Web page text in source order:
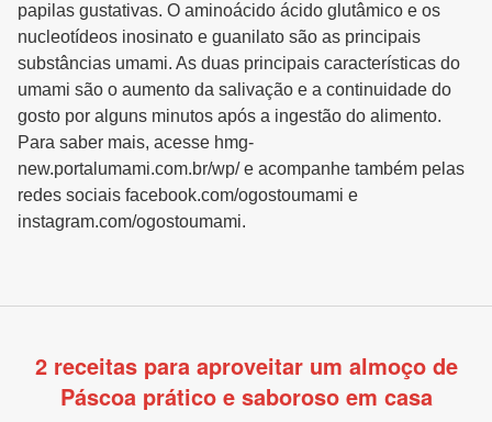
papilas gustativas. O aminoácido ácido glutâmico e os
nucleotídeos inosinato e guanilato são as principais
substâncias umami. As duas principais características do
umami são o aumento da salivação e a continuidade do
gosto por alguns minutos após a ingestão do alimento.
Para saber mais, acesse hmg-
new.portalumami.com.br/wp/ e acompanhe também pelas
redes sociais facebook.com/ogostoumami e
instagram.com/ogostoumami.
2 receitas para aproveitar um almoço de
Páscoa prático e saboroso em casa